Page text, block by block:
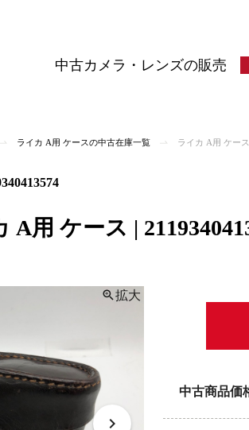
中古カメラ・レンズの販売
ライカ A用 ケースの中古在庫一覧 ライカ A用 ケー
A用 ケース |
拡大
中古商品価